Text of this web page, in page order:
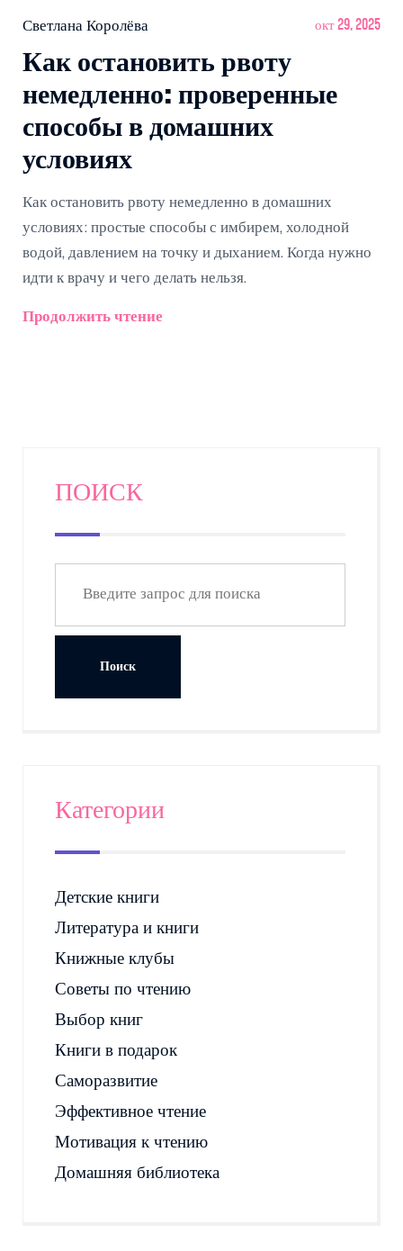
Светлана Королёва окт 29, 2025
Как остановить рвоту
немедленно: проверенные
способы в домашних
условиях
Как остановить рвоту немедленно в домашних
условиях: простые способы с имбирем, холодной
водой, давлением на точку и дыханием. Когда нужно
идти к врачу и чего делать нельзя.
Продолжить чтение
ПОИСК
Категории
Детские книги
Литература и книги
Книжные клубы
Советы по чтению
Выбор книг
Книги в подарок
Саморазвитие
Эффективное чтение
Мотивация к чтению
Домашняя библиотека